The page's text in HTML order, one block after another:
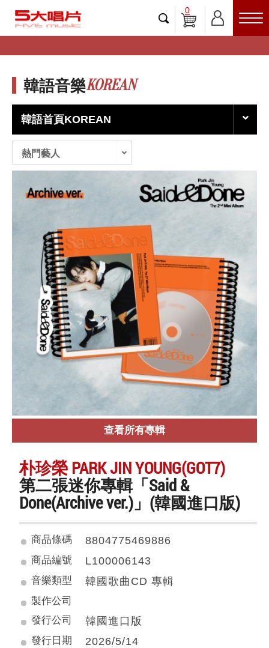
0
韓語音樂KOREAN
韓語首頁KOREAN
熱門藝人
查看所有專輯
朴珍榮 PARK JIN YOUNG(GOT7)
第二張迷你專輯「Said &
Done(Archive ver.)」(韓國進口版)
商品條碼 8804775469886
商品編號 L100006143
音樂類型 韓國歌曲CD 專輯
製作公司
發行公司
韓國進口版
發行日期 2026/5/14